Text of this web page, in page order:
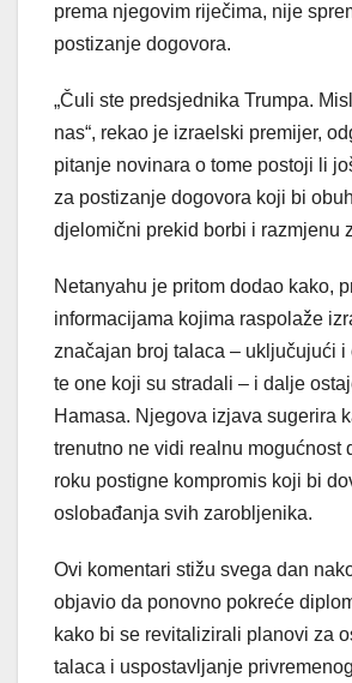
prema njegovim riječima, nije
postizanje dogovora.
„Čuli ste predsjednika Trumpa.
nas“, rekao je izraelski premijer,
pitanje novinara o tome postoji li
za postizanje dogovora koji bi
djelomični prekid borbi i razmjenu
Netanyahu je pritom dodao kako,
informacijama kojima raspolaže
značajan broj talaca – uključujući i
te one koji su stradali – i dalje
Hamasa. Njegova izjava sugerira
trenutno ne vidi realnu mogućnost
roku postigne kompromis koji bi
oslobađanja svih zarobljenika.
Ovi komentari stižu svega dan
objavio da ponovno pokreće
kako bi se revitalizirali planovi za
talaca i uspostavljanje